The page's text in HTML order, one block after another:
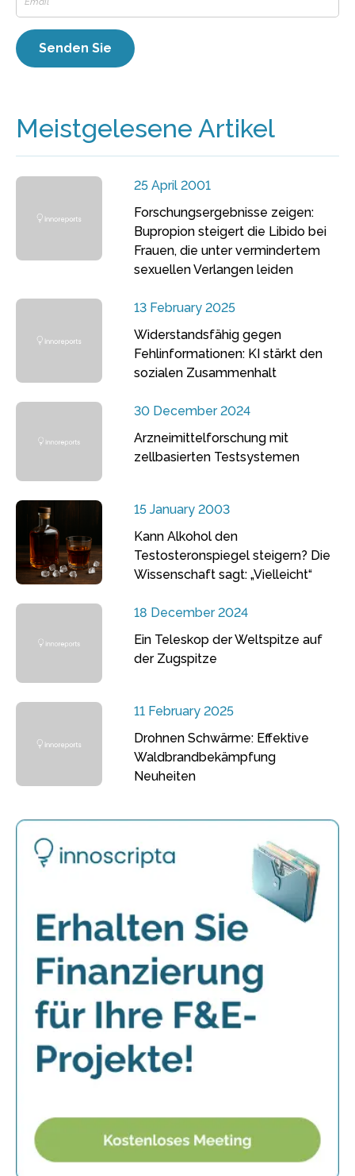
Meistgelesene Artikel
25 April 2001
Forschungsergebnisse zeigen:
Bupropion steigert die Libido bei
Frauen, die unter vermindertem
sexuellen Verlangen leiden
13 February 2025
Widerstandsfähig gegen
Fehlinformationen: KI stärkt den
sozialen Zusammenhalt
30 December 2024
Arzneimittelforschung mit
zellbasierten Testsystemen
15 January 2003
Kann Alkohol den
Testosteronspiegel steigern? Die
Wissenschaft sagt: „Vielleicht“
18 December 2024
Ein Teleskop der Weltspitze auf
der Zugspitze
11 February 2025
Drohnen Schwärme: Effektive
Waldbrandbekämpfung
Neuheiten